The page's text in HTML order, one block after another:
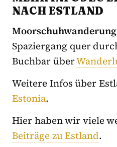
NACH ESTLAND
Spaziergang quer
Buchbar über
Weitere Infos über
Estonia.
Hier haben wir viele
Beiträge zu Estland.